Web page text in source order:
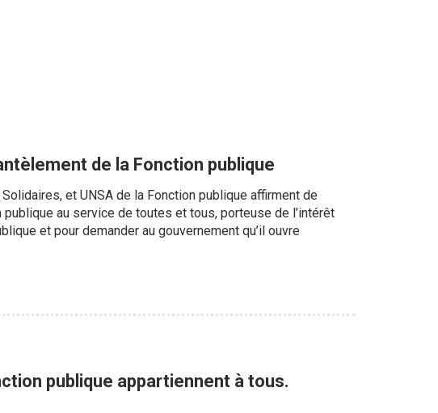
de la Fonction publique
Solidaires, et UNSA de la Fonction publique affirment de
au service de toutes et tous, porteuse de l’intérêt
et pour demander au gouvernement qu’il ouvre
publique appartiennent à tous.